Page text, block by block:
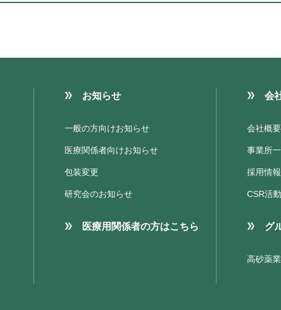
お知らせ
一般の方向けお知らせ
医療関係者向けお知らせ
包装変更
研究会のお知らせ
医療用関係者の方はこちら
会
会社概要
事業所
採用情報
CSR活動
グ
高砂薬